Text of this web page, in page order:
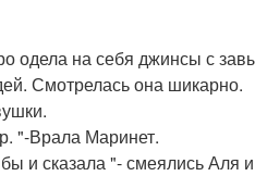
одела на себя джинсы с
Смотрелась она шикарно.
"-Врала Маринет.
и сказала "- смеялись Аля